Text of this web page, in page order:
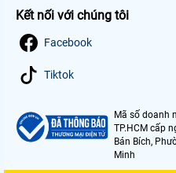
Kết nối với chúng tôi
Facebook
Tiktok
Mã số doanh
TP.HCM cấp
Bán Bích,
Minh